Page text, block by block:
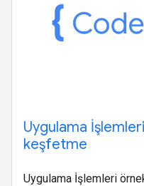
Uygulama
keşfetme
Uygulama İşlemleri